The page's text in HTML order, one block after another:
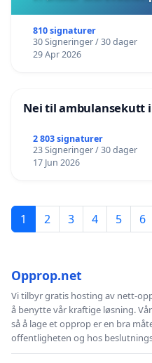
810 signaturer
30 Signeringer / 30 dager
29 Apr 2026
Nei til ambulansekutt i
2 803 signaturer
23 Signeringer / 30 dager
17 Jun 2026
1 2 3 4 5 6
Opprop.net
Vi tilbyr gratis hosting av nett-
å benytte vår kraftige løsning.
så å lage et opprop er en bra
offentligheten og hos